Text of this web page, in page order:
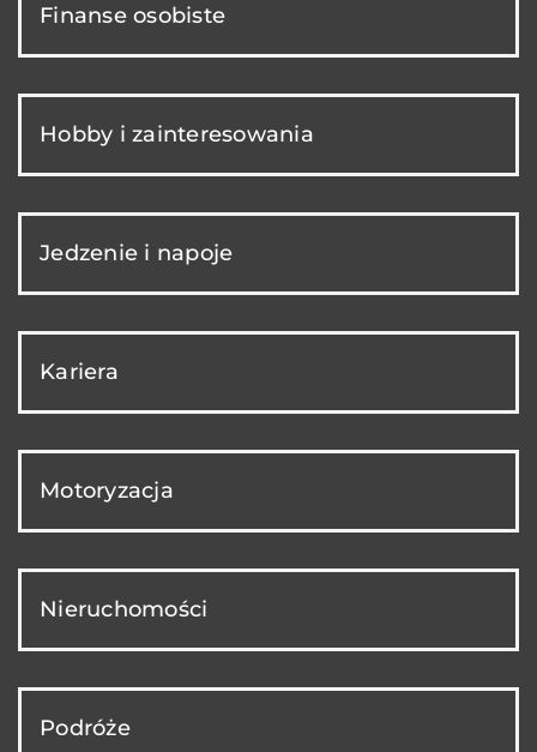
Finanse osobiste
Hobby i zainteresowania
Jedzenie i napoje
Kariera
Motoryzacja
Nieruchomości
Podróże